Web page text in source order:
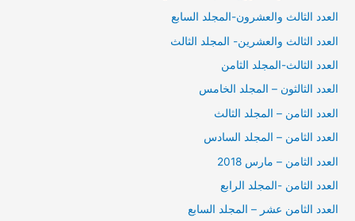
العدد الثالث والعشرون-المجلد السابع
العدد الثالث والعشرين- المجلد الثالث
العدد الثالث-المجلد الثامن
العدد الثالثون – المجلد الخامس
العدد الثامن – المجلد الثالث
العدد الثامن – المجلد السادس
العدد الثامن – مارس 2018
العدد الثامن -المجلد الرابع
العدد الثامن عشر – المجلد السابع